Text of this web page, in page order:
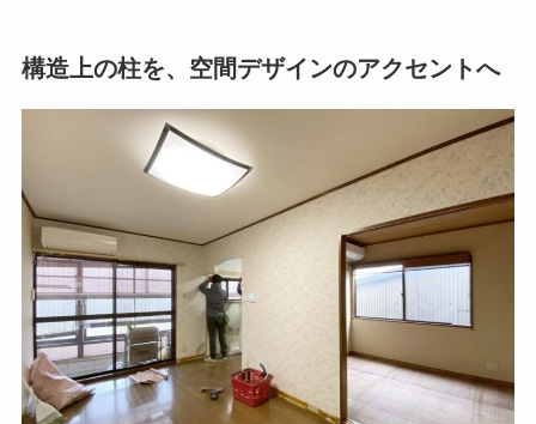
構造上の柱を、空間デザインのアクセントへ